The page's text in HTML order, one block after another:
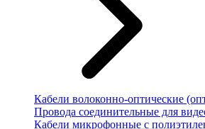
Кабели волоконно-оптические
Провода соединительные для
Кабели микрофонные с